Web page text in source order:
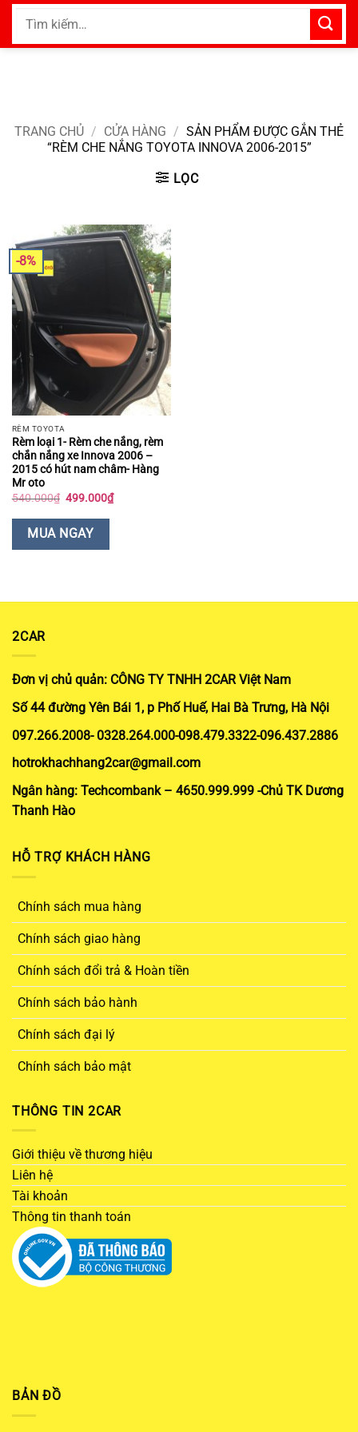
Bỏ
nội
Tìm
TRANG CHỦ / CỬA HÀNG / SẢN PHẨM ĐƯỢC GẮN THẺ
“RÈM CHE NẮNG TOYOTA INNOVA 2006-2015”
LỌC
-8%
RÈM TOYOTA
Rèm loại 1- Rèm che nắng, rèm
chắn nắng xe Innova 2006 –
2015 có hút nam châm- Hàng
Mr oto
540.000₫ Giá
là:
540.000₫.
499.000₫Giá
hiện
MUA NGAY
2CAR
Đơn vị chủ quản: CÔNG TY TNHH 2CAR Việt Nam
Số 44 đường Yên Bái 1, p Phố Huế, Hai Bà Trưng, Hà Nội
097.266.2008- 0328.264.000-098.479.3322-096.437.2886
hotrokhachhang2car@gmail.com
Ngân hàng: Techcombank – 4650.999.999 -Chủ TK Dương
Thanh Hào
HỖ TRỢ KHÁCH HÀNG
Chính sách mua hàng
Chính sách giao hàng
Chính sách đổi trả & Hoàn tiền
Chính sách bảo hành
Chính sách đại lý
Chính sách bảo mật
THÔNG TIN 2CAR
Giới thiệu về thương hiệu
Liên hệ
Tài khoản
Thông tin thanh toán
BẢN ĐỒ